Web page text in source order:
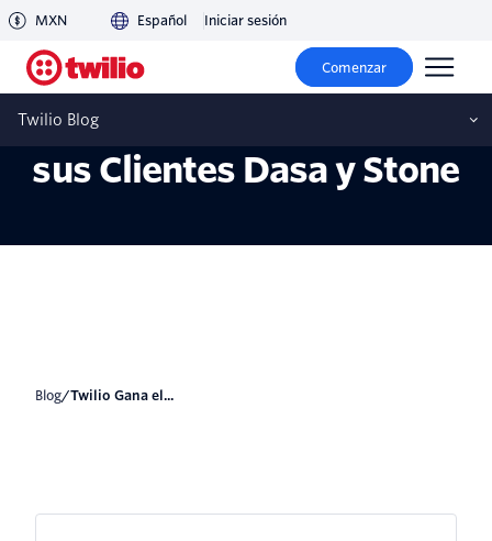
MXN Español Iniciar sesión
Comenzar
Twilio Blog
Twilio Gana el Premio
Smart Customer 2023 con
sus Clientes Dasa y Stone
blog/ Twilio Gana el...